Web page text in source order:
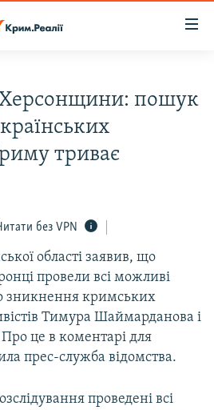
пошук
триває
без VPN
області заявив, що
провели всі можливі
зникнення кримських
Тимура Шаймарданова і
це в коментарі для
прес-служба відомства.
проведені всі